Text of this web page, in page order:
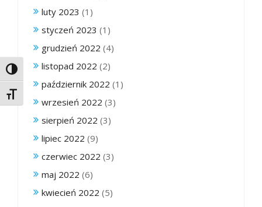
Toggle High Contrast
Toggle Font size
luty 2023 (1)
styczeń 2023 (1)
grudzień 2022 (4)
listopad 2022 (2)
październik 2022 (1)
wrzesień 2022 (3)
sierpień 2022 (3)
lipiec 2022 (9)
czerwiec 2022 (3)
maj 2022 (6)
kwiecień 2022 (5)